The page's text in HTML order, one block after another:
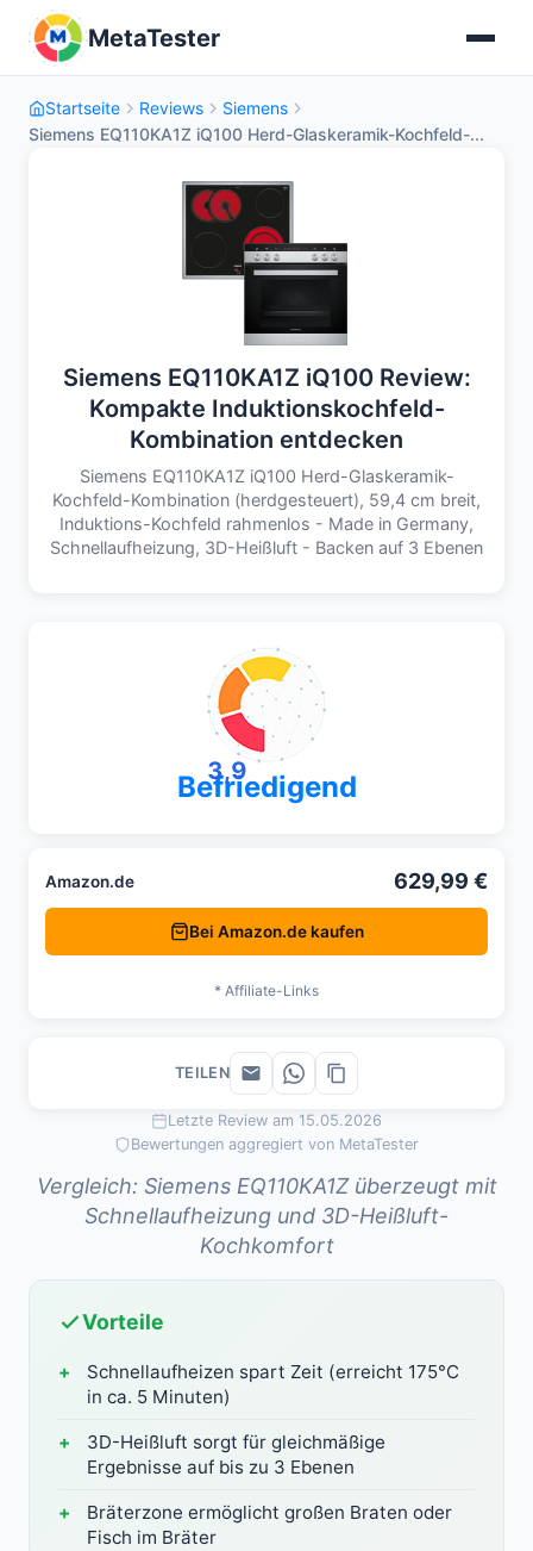
MetaTester
Startseite Reviews
Siemens
Siemens EQ110KA1Z iQ100 Herd-Glaskeramik-Kochfeld-...
Siemens EQ110KA1Z iQ100 Review:
Kompakte Induktionskochfeld-
Kombination entdecken
Siemens EQ110KA1Z iQ100 Herd-Glaskeramik-
Kochfeld-Kombination (herdgesteuert), 59,4 cm breit,
Induktions-Kochfeld rahmenlos - Made in Germany,
Schnellaufheizung, 3D-Heißluft - Backen auf 3 Ebenen
Letzte Review am 15.05.2026
Bewertungen aggregiert von MetaTester
Vergleich: Siemens EQ110KA1Z überzeugt mit
Schnellaufheizung und 3D-Heißluft-
Kochkomfort
Vorteile
Schnellaufheizen spart Zeit (erreicht 175°C
in ca. 5 Minuten)
3D-Heißluft sorgt für gleichmäßige
Ergebnisse auf bis zu 3 Ebenen
Bräterzone ermöglicht großen Braten oder
Fisch im Bräter
3,9
Befriedigend
Amazon.de 629,99 €
Bei Amazon.de kaufen
* Affiliate-Links
TEILEN